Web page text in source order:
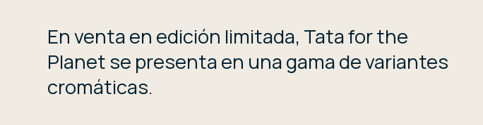
En venta en edición limitada, Tata for the
Planet se presenta en una gama de variantes
cromáticas.